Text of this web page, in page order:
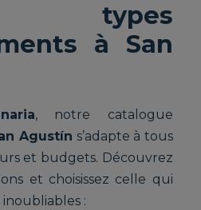
types
à San
, notre catalogue
Agustín s’adapte à tous
et budgets. Découvrez
et choisissez celle qui
inoubliables :